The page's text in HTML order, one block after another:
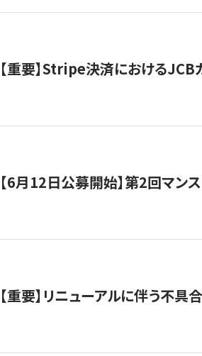
【重要】Stripe決済における
【6月12日公募開始】第2回マン
【重要】リニューアルに伴う不具